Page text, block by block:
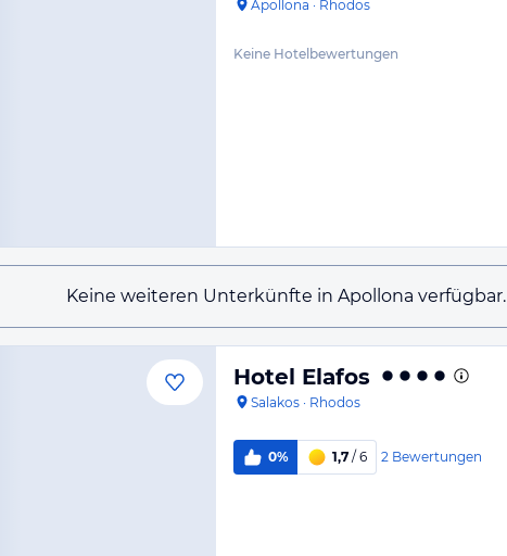
Apollona · Rhodos
Keine Hotelbewertungen
Keine weiteren Unterkünfte in Apollona verfügbar.
Hotel Elafos
Salakos · Rhodos
0% 1,7 / 6 2 Bewertungen